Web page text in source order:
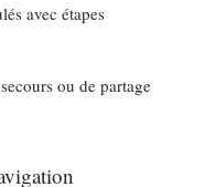
avec étapes
ou de partage